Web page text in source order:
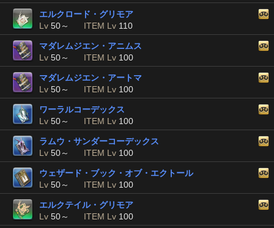
エルクロード・グリモア
Lv 50～ ITEM Lv 110
マダレムジエン・アニムス
Lv 50～ ITEM Lv 100
マダレムジエン・アートマ
Lv 50～ ITEM Lv 100
ワーラルコーデックス
Lv 50～ ITEM Lv 100
ラムウ・サンダーコーデックス
Lv 50～ ITEM Lv 100
ウェザード・ブック・オブ・エクトール
Lv 50～ ITEM Lv 100
エルクテイル・グリモア
Lv 50～ ITEM Lv 100